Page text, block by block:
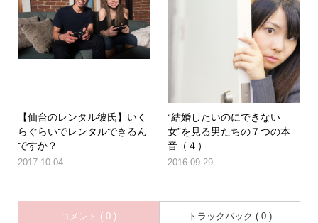
【仙台のレンタル彼氏】いく
らぐらいでレンタルできるん
ですか？
2017.10.04
“結婚したいのにできない
女”を見る男たちの７つの本
音（４）
2016.09.29
コメント ( 0 ) トラックバック ( 0 )